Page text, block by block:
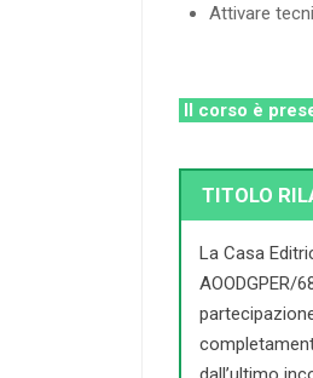
Attivare
Il corso è
TITOLO
La Casa
AOODGPER/